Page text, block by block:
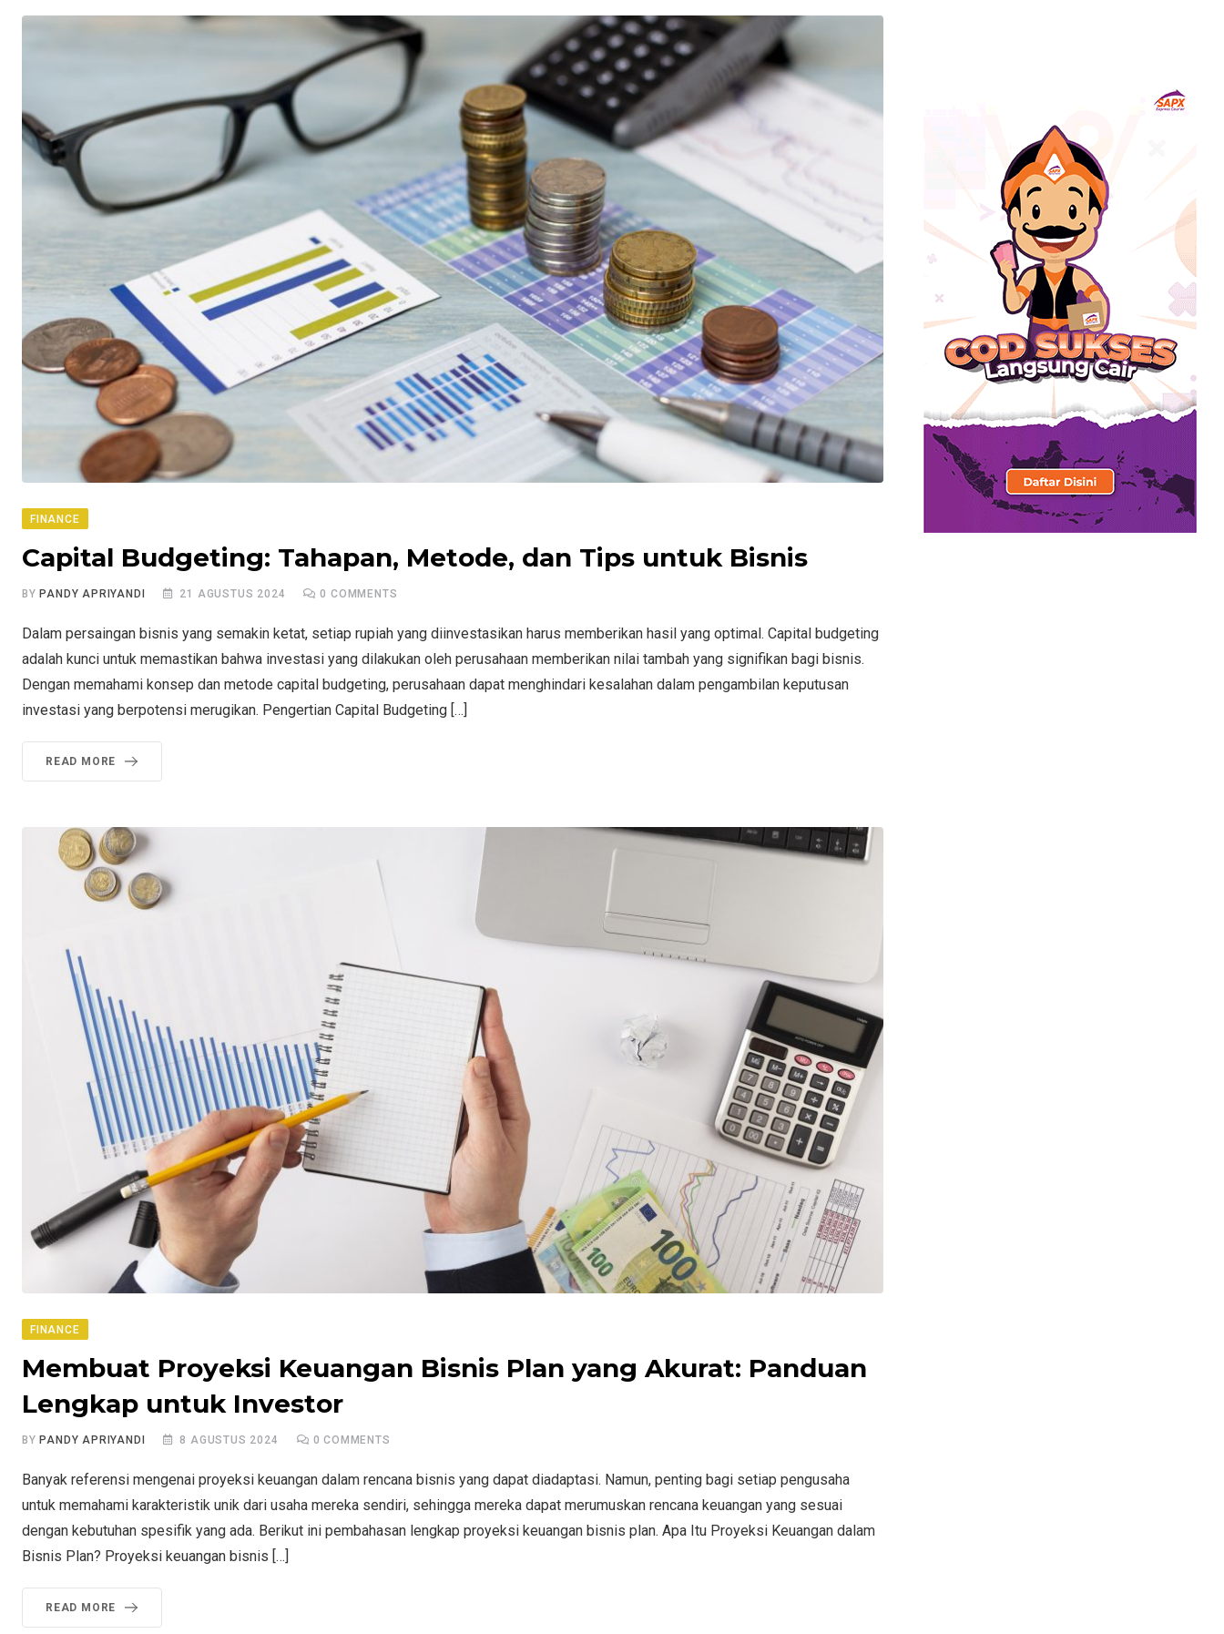
FINANCE
Capital Budgeting: Tahapan, Metode, dan Tips untuk Bisnis
BYPANDY APRIYANDI 21 AGUSTUS 2024 0 COMMENTS
Dalam persaingan bisnis yang semakin ketat, setiap rupiah yang diinvestasikan harus memberikan hasil yang optimal. Capital budgeting
adalah kunci untuk memastikan bahwa investasi yang dilakukan oleh perusahaan memberikan nilai tambah yang signifikan bagi bisnis.
Dengan memahami konsep dan metode capital budgeting, perusahaan dapat menghindari kesalahan dalam pengambilan keputusan
investasi yang berpotensi merugikan. Pengertian Capital Budgeting […]
READ MORE
FINANCE
Membuat Proyeksi Keuangan Bisnis Plan yang Akurat: Panduan
Lengkap untuk Investor
BY PANDY APRIYANDI 8 AGUSTUS 2024 0 COMMENTS
Banyak referensi mengenai proyeksi keuangan dalam rencana bisnis yang dapat diadaptasi. Namun, penting bagi setiap pengusaha
untuk memahami karakteristik unik dari usaha mereka sendiri, sehingga mereka dapat merumuskan rencana keuangan yang sesuai
dengan kebutuhan spesifik yang ada. Berikut ini pembahasan lengkap proyeksi keuangan bisnis plan. Apa Itu Proyeksi Keuangan dalam
Bisnis Plan? Proyeksi keuangan bisnis […]
READ MORE